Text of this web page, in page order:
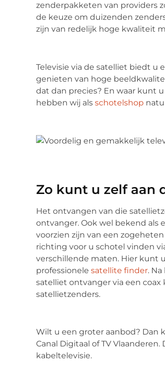
zenderpakketen van providers
de keuze om duizenden
zijn van redelijk hoge kwaliteit
Televisie via de satelliet biedt u
genieten van hoge
dat dan precies? En waar kunt
hebben wij als schotelshop
Zo kunt u zelf aan
Het ontvangen van die
ontvanger. Ook wel bekend als
voorzien zijn van een
richting voor u schotel vinden
verschillende maten. Hier kunt
professionele satellite finder.
satelliet ontvanger via een coax
satellietzenders.
Wilt u een groter aanbod? Dan
Canal Digitaal of TV
kabeltelevisie.